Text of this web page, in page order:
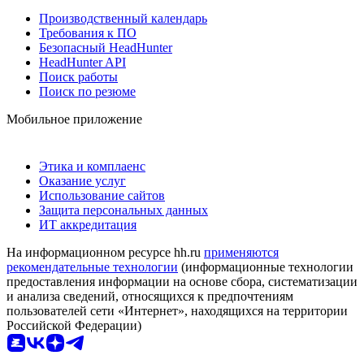
Производственный календарь
Требования к ПО
Безопасный HeadHunter
HeadHunter API
Поиск работы
Поиск по резюме
Мобильное приложение
Этика и комплаенс
Оказание услуг
Использование сайтов
Защита персональных данных
ИТ аккредитация
На информационном ресурсе hh.ru применяются
рекомендательные технологии (информационные технологии
предоставления информации на основе сбора, систематизации
и анализа сведений, относящихся к предпочтениям
пользователей сети «Интернет», находящихся на территории
Российской Федерации)